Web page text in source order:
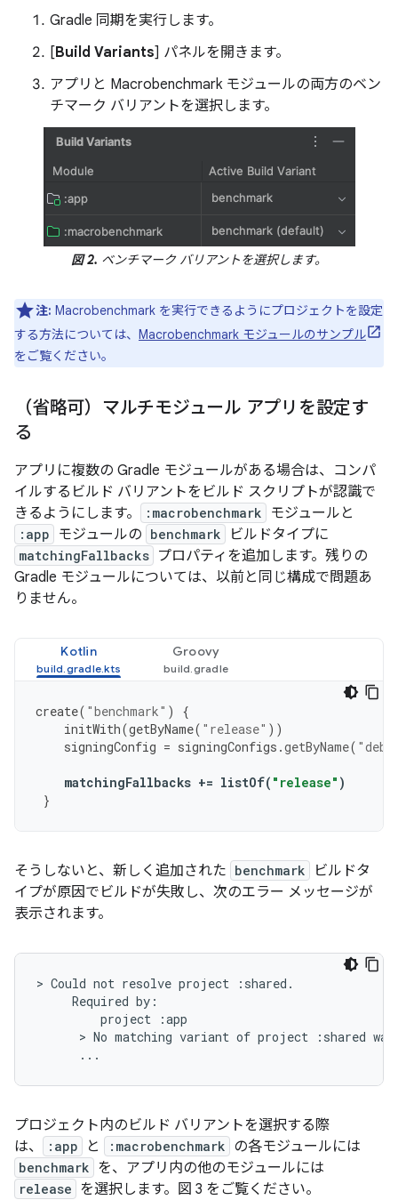
Gradle 同期を実行します。
[Build Variants] パネルを開きます。
アプリと Macrobenchmark モジュールの両方のベン
チマーク バリアントを選択します。
図 2. ベンチマーク バリアントを選択します。
注: Macrobenchmark を実行できるようにプロジェクトを設定
する方法については、 Macrobenchmark モジュールのサンプル
をご覧ください。
（省略可）マルチモジュール アプリを設定す
る
アプリに複数の Gradle モジュールがある場合は、コンパ
イルするビルド バリアントをビルド スクリプトが認識で
きるようにします。
:macrobenchmark モジュールと
:app モジュールの benchmark ビルドタイプに
matchingFallbacks プロパティを追加します。残りの
Gradle モジュールについては、以前と同じ構成で問題あ
りません。
Kotlin Groovy
create( "benchmark" )
{
initWith(getByName( "release" ))
signingConfig = signingConfigs .getByName(
matchingFallbacks += listOf( "release" )
}
そうしないと、新しく追加された benchmark
ビルドタ
イプが原因でビルドが失敗し、次のエラー メッセージが
表示されます。
> Could not resolve project :shared.
     Required by:
         project :app
> No matching variant of project :shared was
プロジェクト内のビルド バリアントを選択する際
は、
:app と :macrobenchmark の各モジュールには
benchmark を、アプリ内の他のモジュールには
release を選択します。図 3 をご覧ください。